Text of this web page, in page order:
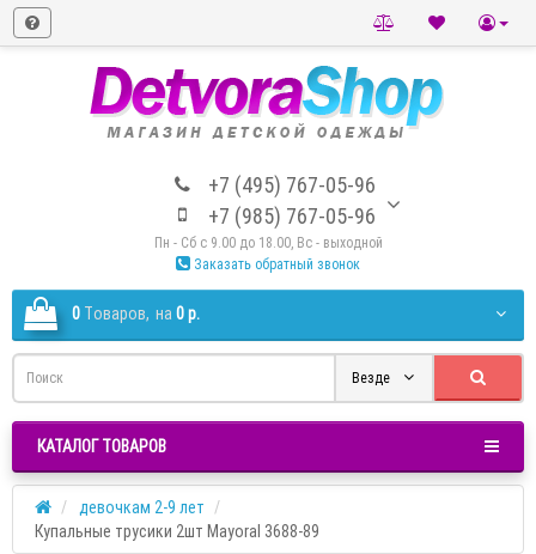
+7 (495) 767-05-96
+7 (985) 767-05-96
Пн - Сб с 9.00 до 18.00, Вс - выходной
Заказать обратный звонок
0 Tоваров, на 0 р.
Везде
КАТАЛОГ ТОВАРОВ
девочкам 2-9 лет
Купальные трусики 2шт Mayoral 3688-89